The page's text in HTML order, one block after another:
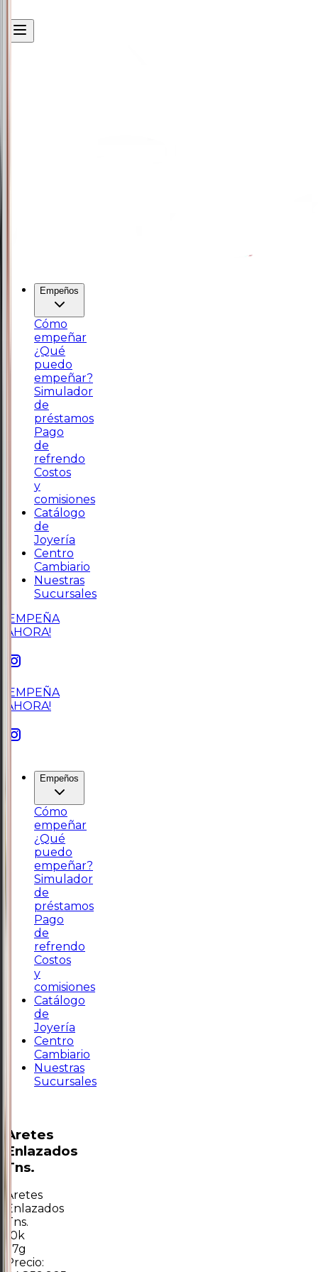
Empeños
Cómo
empeñar
¿Qué
puedo
empeñar?
Simulador
de
préstamos
Pago
de
refrendo
Costos
y
comisiones
Catálogo
de
Joyería
Centro
Cambiario
Nuestras
Sucursales
¡EMPEÑA
AHORA!
¡EMPEÑA
AHORA!
Empeños
Cómo
empeñar
¿Qué
puedo
empeñar?
Simulador
de
préstamos
Pago
de
refrendo
Costos
y
comisiones
Catálogo
de
Joyería
Centro
Cambiario
Nuestras
Sucursales
Aretes
Enlazados
Tns.
Aretes
Enlazados
Tns.
10k
1.7g
Precio: